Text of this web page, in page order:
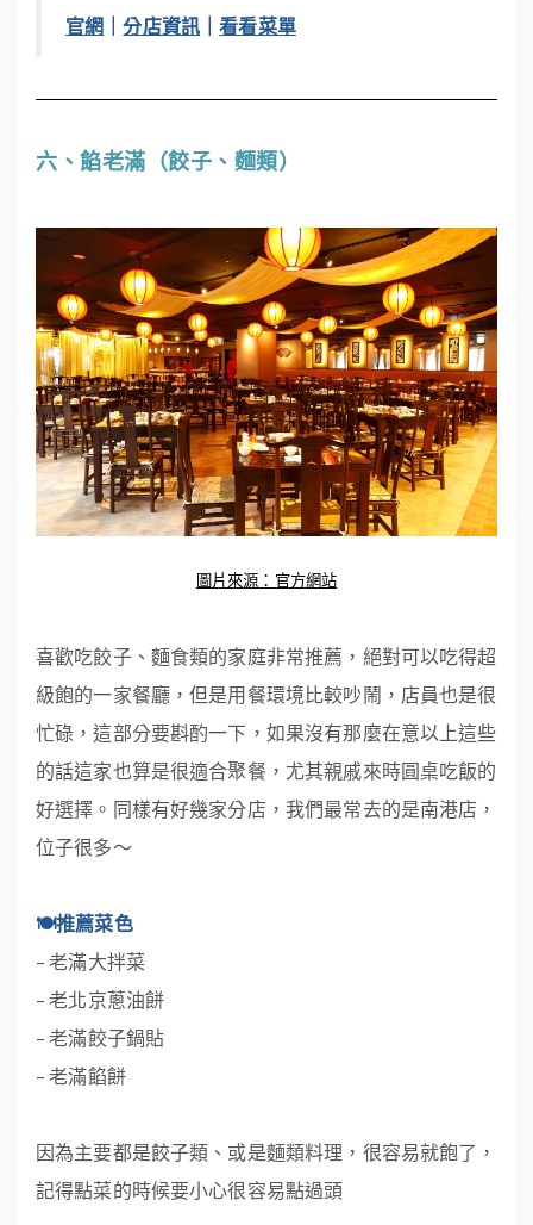
官網 ｜分店資訊 ｜看看菜單
六、餡老滿（餃子、麵類）
圖片來源：官方網站
喜歡吃餃子、麵食類的家庭非常推薦，絕對可以吃得超
級飽的一家餐廳，但是用餐環境比較吵鬧，店員也是很
忙碌，這部分要斟酌一下，如果沒有那麼在意以上這些
的話這家也算是很適合聚餐，尤其親戚來時圓桌吃飯的
好選擇。同樣有好幾家分店，我們最常去的是南港店，
位子很多～
🍽推薦菜色
– 老滿大拌菜
– 老北京蔥油餅
– 老滿餃子鍋貼
– 老滿餡餅
因為主要都是餃子類、或是麵類料理，很容易就飽了，
記得點菜的時候要小心很容易點過頭